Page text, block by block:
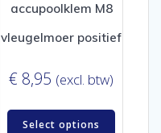
accupoolklem M8
vleugelmoer positief
€ 8,95 (excl. btw)
Select options